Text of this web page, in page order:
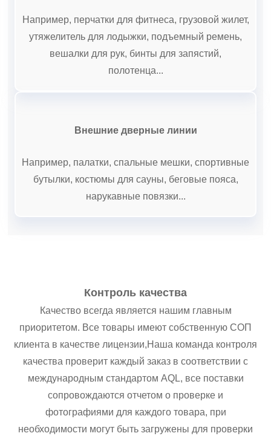
Например, перчатки для фитнеса, грузовой жилет,
утяжелитель для лодыжки, подъемный ремень,
вешалки для рук, бинты для запястий,
полотенца...
Внешние дверные линии
Например, палатки, спальные мешки, спортивные
бутылки, костюмы для сауны, беговые пояса,
нарукавные повязки...
Контроль качества
Качество всегда является нашим главным
приоритетом. Все товары имеют собственную СОП
клиента в качестве лицензии,Наша команда контроля
качества проверит каждый заказ в соответствии с
международным стандартом AQL, все поставки
сопровождаются отчетом о проверке и
фотографиями для каждого товара, при
необходимости могут быть загружены для проверки